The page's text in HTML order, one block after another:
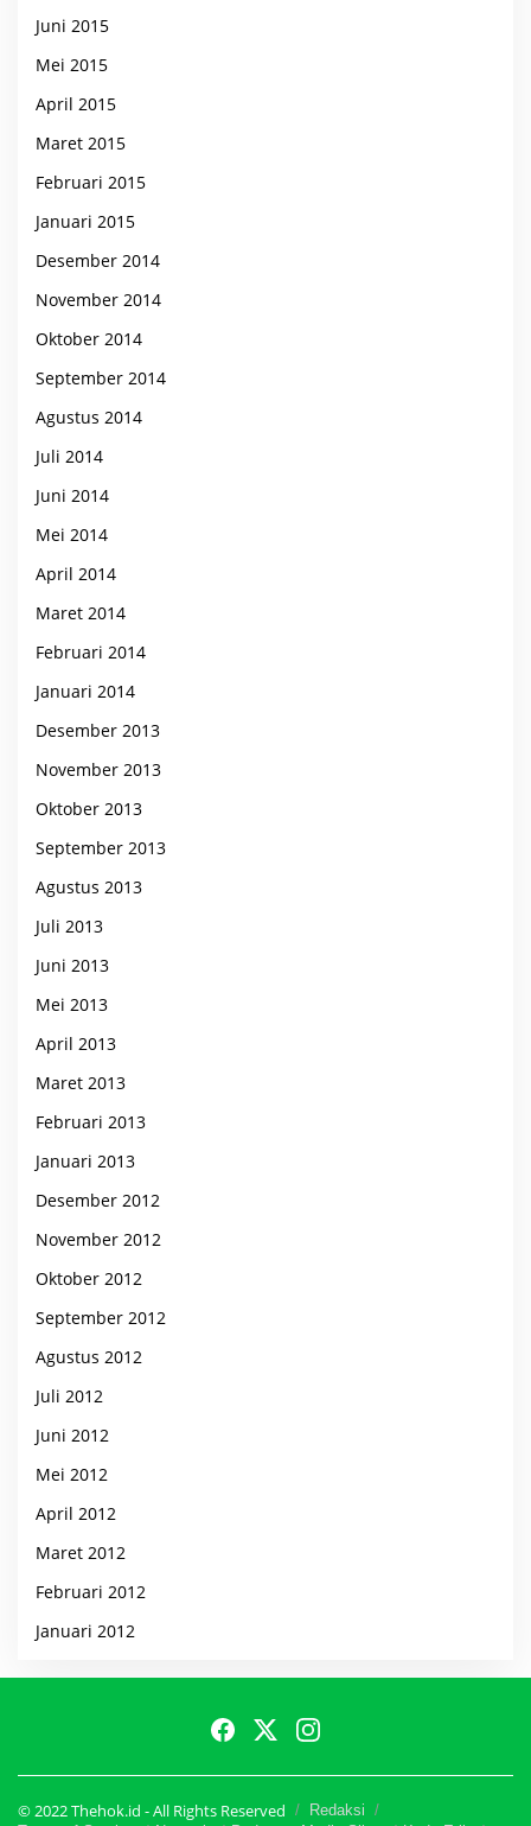
Juni 2015
Mei 2015
April 2015
Maret 2015
Februari 2015
Januari 2015
Desember 2014
November 2014
Oktober 2014
September 2014
Agustus 2014
Juli 2014
Juni 2014
Mei 2014
April 2014
Maret 2014
Februari 2014
Januari 2014
Desember 2013
November 2013
Oktober 2013
September 2013
Agustus 2013
Juli 2013
Juni 2013
Mei 2013
April 2013
Maret 2013
Februari 2013
Januari 2013
Desember 2012
November 2012
Oktober 2012
September 2012
Agustus 2012
Juli 2012
Juni 2012
Mei 2012
April 2012
Maret 2012
Februari 2012
Januari 2012
© 2022 Thehok.id - All Rights Reserved
Redaksi